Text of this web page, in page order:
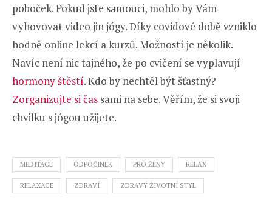
poboček. Pokud jste samouci, mohlo by Vám
vyhovovat video jin jógy. Díky covidové době vzniklo
hodně online lekcí a kurzů. Možností je několik.
Navíc není nic tajného, že po cvičení se vyplavují
hormony štěstí. Kdo by nechtěl být šťastný?
Zorganizujte si čas sami na sebe. Věřím, že si svoji
chvilku s jógou užijete.
MEDITACE ODPOČINEK PRO ŽENY RELAX
RELAXACE ZDRAVÍ ZDRAVÝ ŽIVOTNÍ STYL